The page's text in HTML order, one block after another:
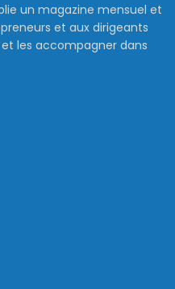
un magazine mensuel et
et aux dirigeants
les accompagner dans